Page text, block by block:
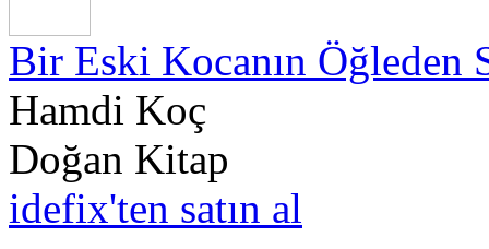
Bir Eski Kocanın Öğleden
Hamdi Koç
Doğan Kitap
idefix'ten satın al